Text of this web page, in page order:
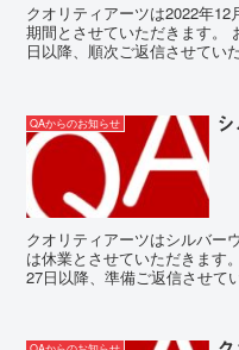
クオリティアーツは2022年
期間とさせていただきます。
日以降、順次ご返信させてい
QAからのお知らせ
クオリティアーツはシルバー
は休業とさせていただきます
27日以降、準備ご返信させて